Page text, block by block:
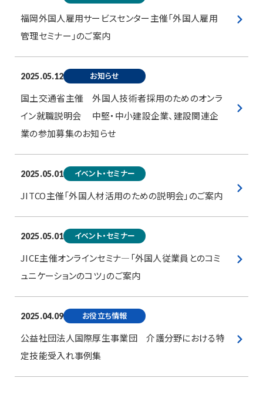
福岡外国人雇用サービスセンター主催「外国人雇用
管理セミナー」のご案内
2025.05.12 お知らせ
国土交通省主催 外国人技術者採用のためのオンラ
イン就職説明会 中堅・中小建設企業、建設関連企
業の参加募集のお知らせ
2025.05.01 イベント・セミナー
JITCO主催「外国人材活用のための説明会」のご案内
2025.05.01 イベント・セミナー
JICE主催オンラインセミナ―「外国人従業員とのコミ
ュニケーションのコツ」のご案内
2025.04.09 お役立ち情報
公益社団法人国際厚生事業団 介護分野における特
定技能受入れ事例集